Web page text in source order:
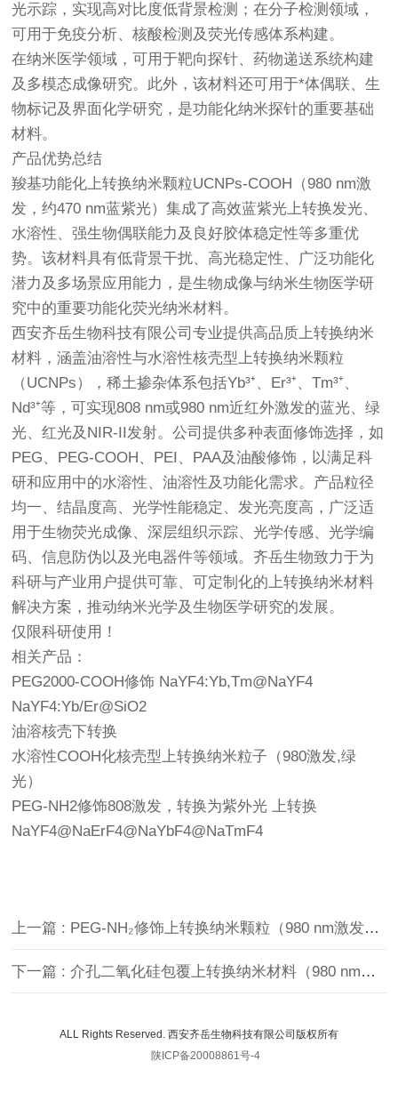
光示踪，实现高对比度低背景检测；在分子检测领域，
可用于免疫分析、核酸检测及荧光传感体系构建。
在纳米医学领域，可用于靶向探针、药物递送系统构建
及多模态成像研究。此外，该材料还可用于*体偶联、生
物标记及界面化学研究，是功能化纳米探针的重要基础
材料。
产品优势总结
羧基功能化上转换纳米颗粒UCNPs-COOH（980 nm激
发，约470 nm蓝紫光）集成了高效蓝紫光上转换发光、
水溶性、强生物偶联能力及良好胶体稳定性等多重优
势。该材料具有低背景干扰、高光稳定性、广泛功能化
潜力及多场景应用能力，是生物成像与纳米生物医学研
究中的重要功能化荧光纳米材料。
西安齐岳生物科技有限公司专业提供高品质上转换纳米
材料，涵盖油溶性与水溶性核壳型上转换纳米颗粒
（UCNPs），稀土掺杂体系包括Yb³⁺、Er³⁺、Tm³⁺、
Nd³⁺等，可实现808 nm或980 nm近红外激发的蓝光、绿
光、红光及NIR-II发射。公司提供多种表面修饰选择，如
PEG、PEG-COOH、PEI、PAA及油酸修饰，以满足科
研和应用中的水溶性、油溶性及功能化需求。产品粒径
均一、结晶度高、光学性能稳定、发光亮度高，广泛适
用于生物荧光成像、深层组织示踪、光学传感、光学编
码、信息防伪以及光电器件等领域。齐岳生物致力于为
科研与产业用户提供可靠、可定制化的上转换纳米材料
解决方案，推动纳米光学及生物医学研究的发展。
仅限科研使用！
相关产品：
PEG2000-COOH修饰 NaYF4:Yb,Tm@NaYF4
NaYF4:Yb/Er@SiO2
油溶核壳下转换
水溶性COOH化核壳型上转换纳米粒子（980激发,绿
光）
PEG-NH2修饰808激发，转换为紫外光 上转换
NaYF4@NaErF4@NaYbF4@NaTmF4
上一篇 : PEG-NH₂修饰上转换纳米颗粒（980 nm激发，绿光）
下一篇 : 介孔二氧化硅包覆上转换纳米材料（980 nm激发，绿光）
ALL Rights Reserved. 西安齐岳生物科技有限公司版权所有
陕ICP备20008861号-4